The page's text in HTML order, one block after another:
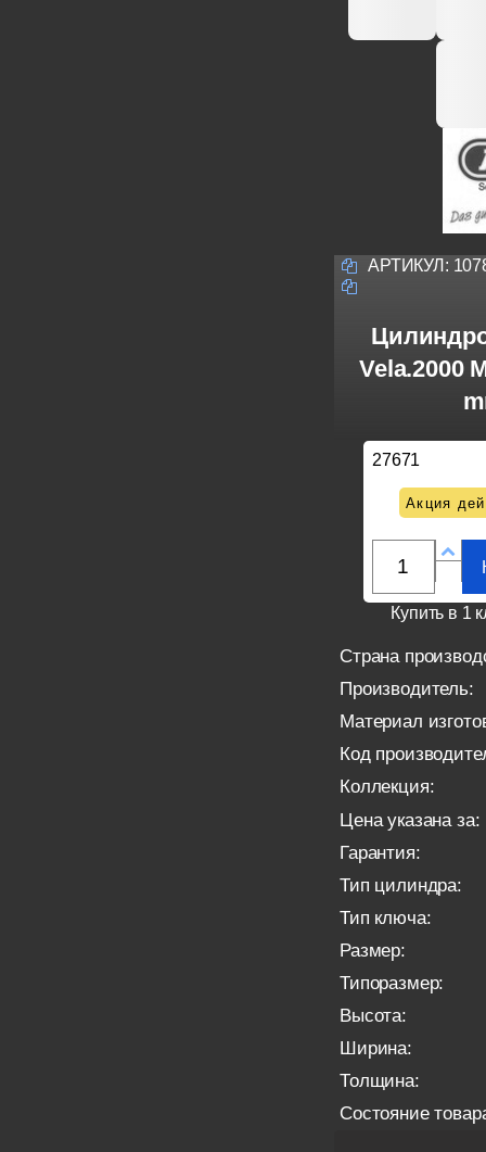
АРТИКУЛ:
Vela.2000
27671
Акция
Купить в 1
Страна
Производитель:
Материал
Код
Коллекция:
Цена указана за:
Гарантия:
Тип цилиндра:
Тип ключа:
Размер:
Типоразмер:
Высота:
Ширина:
Толщина:
Состояние